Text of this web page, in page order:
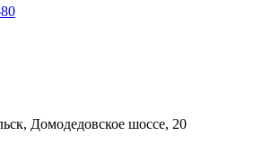
Домодедовское шоссе, 20